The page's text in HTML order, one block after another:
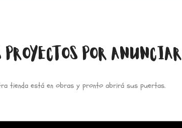
POR ANUNCIAR
tienda está en obras y pronto abrirá sus puertas.